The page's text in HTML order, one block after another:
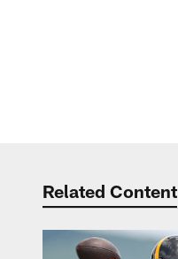
Related Content